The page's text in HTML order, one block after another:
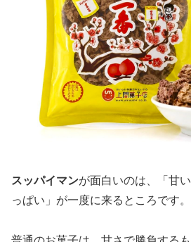
スッパイマンが面白いのは、「甘
っぱい」が一度に来るところです。